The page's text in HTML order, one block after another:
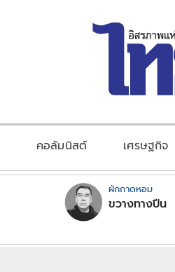
คอลัมนิสต์ เศรษฐกิจ
ผักกาดหอม
ขวางทางปืน